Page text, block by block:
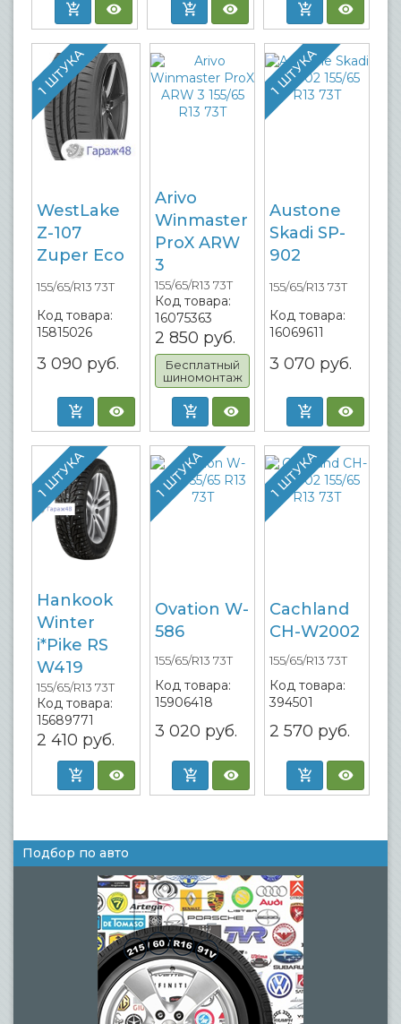
1 ШТУКА
WestLake
Z-107
Zuper Eco
155/65/R13 73T
Код товара:
15815026
3 090 руб.
Arivo
Winmaster
ProX ARW
3
155/65/R13 73T
Код товара:
16075363
2 850 руб.
Бесплатный
шиномонтаж
1 ШТУКА
Austone
Skadi SP-
902
155/65/R13 73T
Код товара:
16069611
3 070 руб.
1 ШТУКА
Hankook
Winter
i*Pike RS
W419
155/65/R13 73T
Код товара:
15689771
2 410 руб.
1 ШТУКА
Ovation W-
586
155/65/R13 73T
Код товара:
15906418
3 020 руб.
1 ШТУКА
Cachland
CH-W2002
155/65/R13 73T
Код товара:
394501
2 570 руб.
Подбор по авто